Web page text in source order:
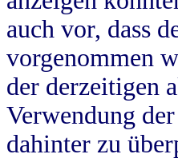
auch vor, dass
vorgenommen
der derzeitigen
Verwendung
dahinter zu